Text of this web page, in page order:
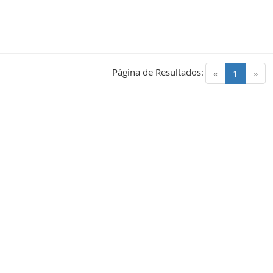
« 1 (current)
»
Página de Resultados: